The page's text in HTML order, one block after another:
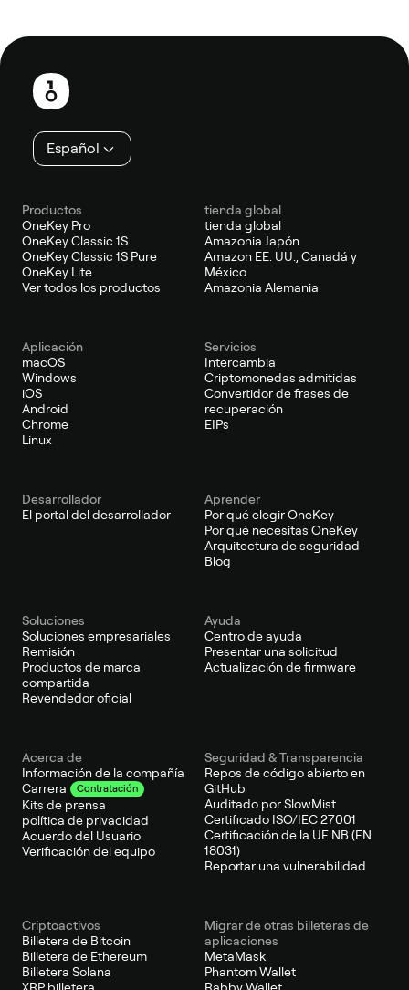
Pie
página
Español
Productos
OneKey Pro
OneKey Classic 1S
OneKey Classic 1S Pure
OneKey Lite
Ver todos los productos
tienda global
tienda global
Amazonia Japón
Amazon EE. UU., Canadá y
México
Amazonia Alemania
Aplicación
macOS
Windows
iOS
Android
Chrome
Linux
Servicios
Intercambia
Criptomonedas admitidas
Convertidor de frases de
recuperación
EIPs
Desarrollador
El portal del desarrollador
Aprender
Por qué elegir OneKey
Por qué necesitas OneKey
Arquitectura de seguridad
Blog
Soluciones
Soluciones empresariales
Remisión
Productos de marca
compartida
Revendedor oficial
Ayuda
Centro de ayuda
Presentar una solicitud
Actualización de firmware
Acerca de
Información de la compañía
Carrera
Contratación
Kits de prensa
política de privacidad
Acuerdo del Usuario
Verificación del equipo
Seguridad & Transparencia
Repos de código abierto en
GitHub
Auditado por SlowMist
Certificado ISO/IEC 27001
Certificación de la UE NB (EN
18031)
Reportar una vulnerabilidad
Criptoactivos
Billetera de Bitcoin
Billetera de Ethereum
Billetera Solana
XRP billetera
Migrar de otras billeteras de
aplicaciones
MetaMask
Phantom Wallet
Rabby Wallet